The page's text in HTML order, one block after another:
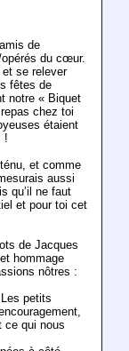
de
opérés du cœur.
se relever
fêtes de
notre « Biquet
chez toi
étaient
!
et comme
aussi
qu’il ne faut
et pour toi cet
de Jacques
hommage
nôtres :
petits
ce qui nous